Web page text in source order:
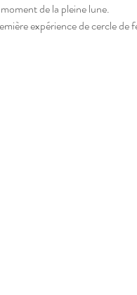
de la pleine lune.
expérience de cercle de